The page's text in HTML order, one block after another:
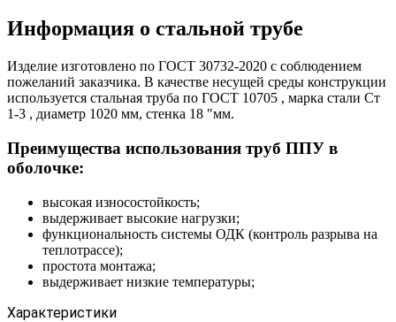
Информация о стальной трубе
Изделие изготовлено по ГОСТ 30732-2020 с соблюдением
пожеланий заказчика. В качестве несущей среды конструкции
используется стальная труба по ГОСТ 10705 , марка стали Ст
1-3 , диаметр 1020 мм, стенка 18 "мм.
Преимущества использования труб ППУ в
оболочке:
высокая износостойкость;
выдерживает высокие нагрузки;
функциональность системы ОДК (контроль разрыва на
теплотрассе);
простота монтажа;
выдерживает низкие температуры;
Характеристики